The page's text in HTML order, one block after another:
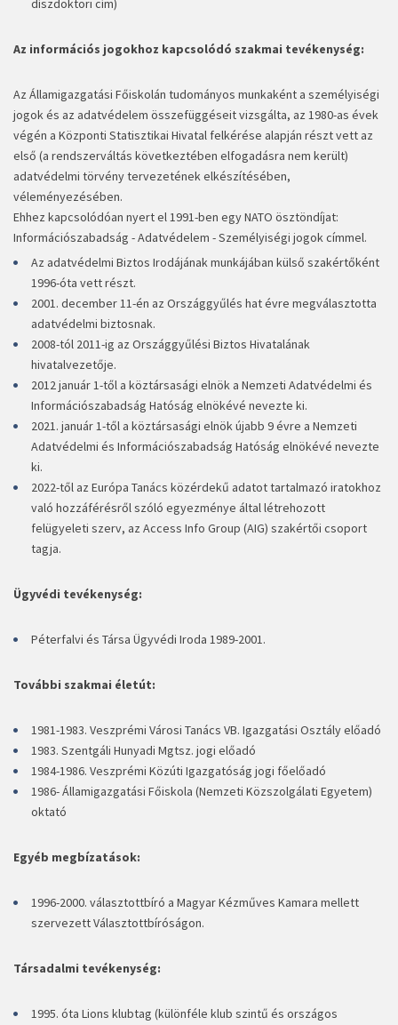
díszdoktori cím)
Az információs jogokhoz kapcsolódó szakmai tevékenység:
Az Államigazgatási Főiskolán tudományos munkaként a személyiségi
jogok és az adatvédelem összefüggéseit vizsgálta, az 1980-as évek
végén a Központi Statisztikai Hivatal felkérése alapján részt vett az
első (a rendszerváltás következtében elfogadásra nem került)
adatvédelmi törvény tervezetének elkészítésében,
véleményezésében.
Ehhez kapcsolódóan nyert el 1991-ben egy NATO ösztöndíjat:
Információszabadság - Adatvédelem - Személyiségi jogok címmel.
Az adatvédelmi Biztos Irodájának munkájában külső szakértőként
1996-óta vett részt.
2001. december 11-én az Országgyűlés hat évre megválasztotta
adatvédelmi biztosnak.
2008-tól 2011-ig az Országgyűlési Biztos Hivatalának
hivatalvezetője.
2012 január 1-től a köztársasági elnök a Nemzeti Adatvédelmi és
Információszabadság Hatóság elnökévé nevezte ki.
2021. január 1-től a köztársasági elnök újabb 9 évre a Nemzeti
Adatvédelmi és Információszabadság Hatóság elnökévé nevezte
ki.
2022-től az Európa Tanács közérdekű adatot tartalmazó iratokhoz
való hozzáférésről szóló egyezménye által létrehozott
felügyeleti szerv, az Access Info Group (AIG) szakértői csoport
tagja.
Ügyvédi tevékenység:
Péterfalvi és Társa Ügyvédi Iroda 1989-2001.
További szakmai életút:
1981-1983. Veszprémi Városi Tanács VB. Igazgatási Osztály előadó
1983. Szentgáli Hunyadi Mgtsz. jogi előadó
1984-1986. Veszprémi Közúti Igazgatóság jogi főelőadó
1986- Államigazgatási Főiskola (Nemzeti Közszolgálati Egyetem)
oktató
Egyéb megbízatások:
1996-2000. választottbíró a Magyar Kézműves Kamara mellett
szervezett Választottbíróságon.
Társadalmi tevékenység:
1995. óta Lions klubtag (különféle klub szintű és országos